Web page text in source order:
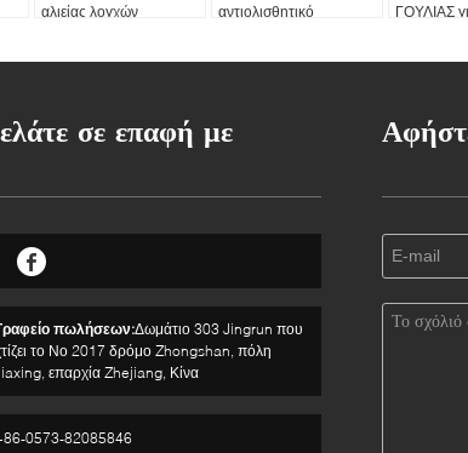
αλιείας λογχών
αντιολισθητικό
ΓΟΥΛΙΑΣ
σε επαφή με
πωλήσεων:Δωμάτιο 303 Jingrun που
το Νο 2017 δρόμο Zhongshan, πόλη
επαρχία Zhejiang, Κίνα
0573-82085846